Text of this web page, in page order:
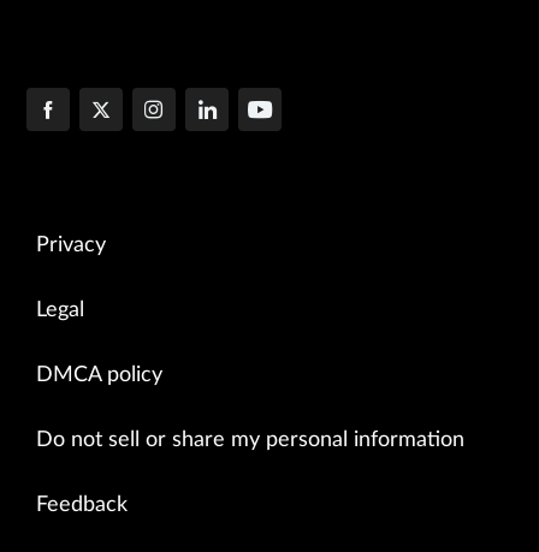
Privacy
Legal
DMCA policy
Do not sell or share my personal information
Feedback